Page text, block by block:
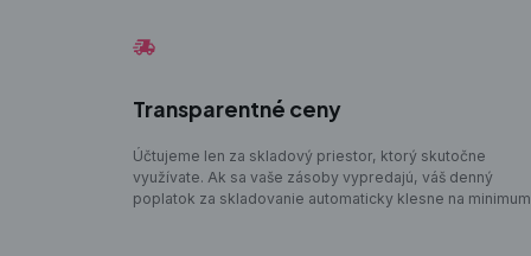
Transparentné ceny
Účtujeme len za skladový priestor, ktorý skutočne
využívate. Ak sa vaše zásoby vypredajú, váš denný
poplatok za skladovanie automaticky klesne na